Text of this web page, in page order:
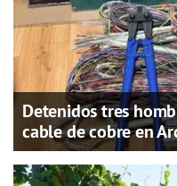
Detenidos tres
cable de cobre en